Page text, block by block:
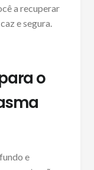
a recuperar
e segura.
o
e